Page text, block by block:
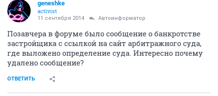
geneshke
activist
11 сентября 2014 Автоинформатор
Позавчера в форуме было сообщение о банкротстве
застройщика с ссылкой на сайт арбитражного суда,
где выложено определение суда. Интересно почему
удалено сообщение?
ОТВЕТИТЬ